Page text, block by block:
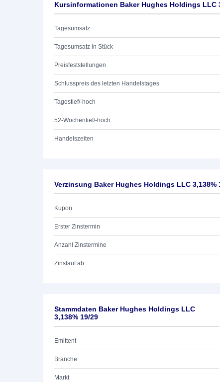
Kursinformationen Baker Hughes Holdings LLC
Tagesumsatz
Tagesumsatz in Stück
Preisfeststellungen
Schlusspreis des letzten Handelstages
Tagestief/-hoch
52-Wochentief/-hoch
Handelszeiten
Verzinsung Baker Hughes Holdings LLC 3,138%
Kupon
Erster Zinstermin
Anzahl Zinstermine
Zinslauf ab
Stammdaten Baker Hughes Holdings LLC
3,138% 19/29
Emittent
Branche
Markt